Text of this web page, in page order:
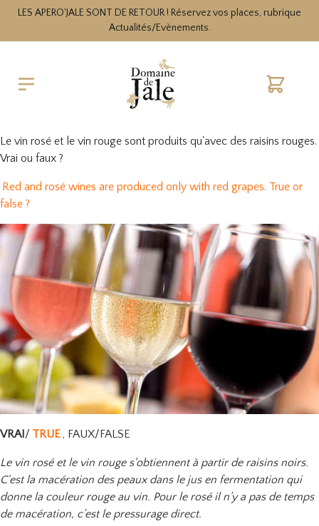
LES APERO'JALE SONT DE RETOUR ! Réservez vos places, rubrique
Actualités/Evènements.
Cart
Le vin rosé et le vin rouge sont produits qu'avec des raisins rouges.
Vrai ou faux ?
Red and rosé wines are produced only with red grapes. True or
false ?
VRAI / TRUE, FAUX/FALSE
Le vin rosé et le vin rouge s'obtiennent à partir de raisins noirs.
C'est la macération des peaux dans le jus en fermentation qui
donne la couleur rouge au vin. Pour le rosé il n’y a pas de temps
de macération, c’est le pressurage direct.